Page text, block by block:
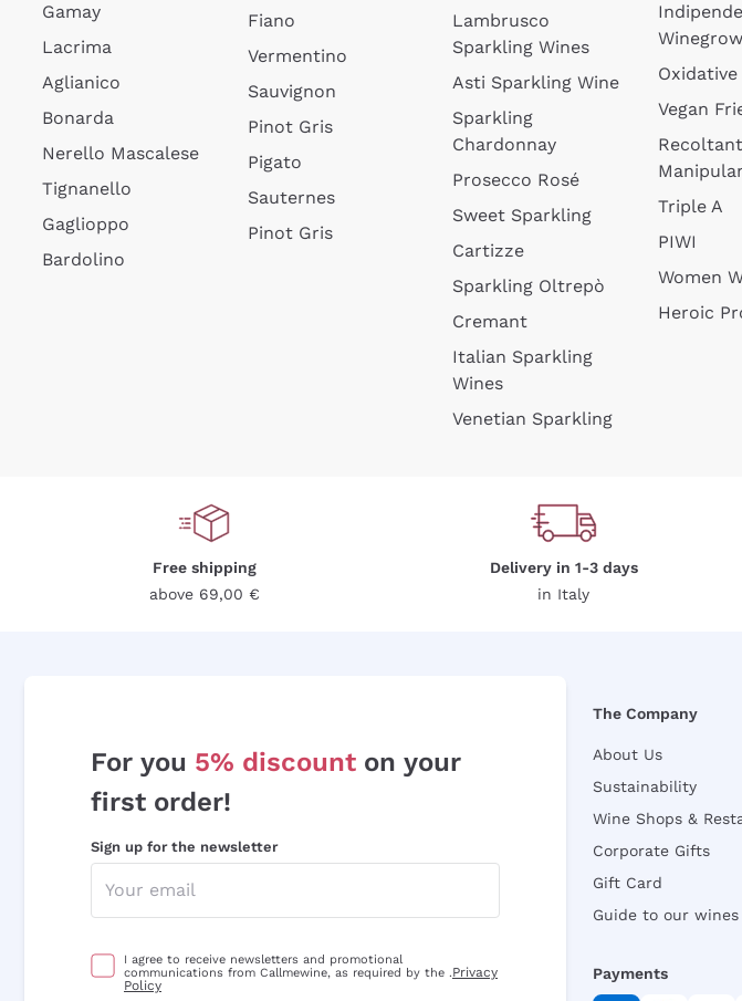
Gamay
Lacrima
Aglianico
Bonarda
Nerello Mascalese
Tignanello
Gaglioppo
Bardolino
Fiano
Vermentino
Sauvignon
Pinot Gris
Pigato
Sauternes
Pinot Gris
Lambrusco
Sparkling Wines
Asti Sparkling Wine
Sparkling
Chardonnay
Prosecco Rosé
Sweet Sparkling
Cartizze
Sparkling Oltrepò
Cremant
Italian Sparkling
Wines
Venetian Sparkling
Vegan
Recoltant
Triple A
PIWI
Women
Heroic
Free shipping
above 69,00 €
Delivery in 1-3 days
in Italy
For you 5% discount on your
first order!
Sign up for the newsletter
I agree to receive newsletters and promotional
communications from Callmewine, as required by the .Privacy
Policy
The Company
About Us
Sustainability
Wine Shops &
Corporate Gifts
Gift Card
Guide to our wines
Payments